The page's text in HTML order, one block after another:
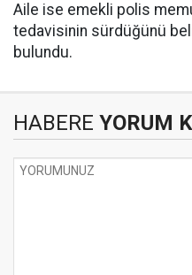
Aile ise emekli polis
tedavisinin sürdüğünü
bulundu.
HABERE YORUM